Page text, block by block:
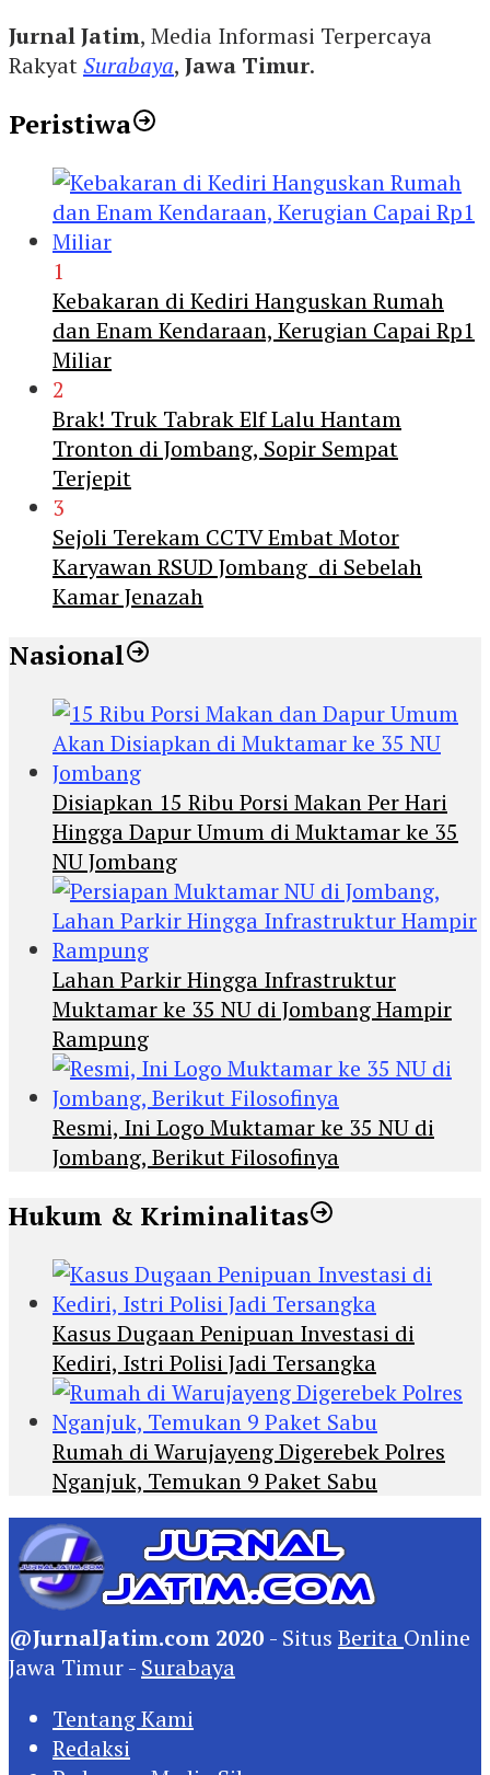
Jurnal Jatim, Media Informasi Terpercaya
RakyatSurabaya, Jawa Timur.
Peristiwa
1
Kebakaran di Kediri Hanguskan Rumah
dan Enam Kendaraan, Kerugian Capai Rp1
Miliar
2
Brak! Truk Tabrak Elf Lalu Hantam
Tronton di Jombang, Sopir Sempat
Terjepit
3
Sejoli Terekam CCTV Embat Motor
Karyawan RSUD Jombang di Sebelah
Kamar Jenazah
Nasional
Disiapkan 15 Ribu Porsi Makan Per Hari
Hingga Dapur Umum di Muktamar ke 35
NU Jombang
Lahan Parkir Hingga Infrastruktur
Muktamar ke 35 NU di Jombang Hampir
Rampung
Resmi, Ini Logo Muktamar ke 35 NU di
Jombang, Berikut Filosofinya
Hukum & Kriminalitas
Kasus Dugaan Penipuan Investasi di
Kediri, Istri Polisi Jadi Tersangka
Rumah di Warujayeng Digerebek Polres
Nganjuk, Temukan 9 Paket Sabu
@JurnalJatim.com 2020 - Situs Berita Online
Jawa Timur - Surabaya
Tentang Kami
Redaksi